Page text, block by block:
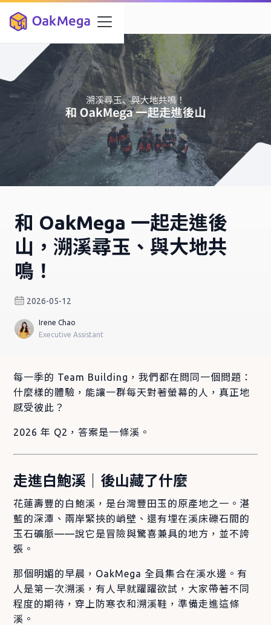
和 OakMega 一起走進後
山，溯溪尋玉、與大地共
鳴！
Irene Chao
Executive Assistant
2026-05-12
每一季的 Team Building，我們都在問同一個問題：
什麼樣的體驗，能讓一群每天對著螢幕的人，真正地
感受彼此？
2026 年 Q2，答案是一條溪。
走進白鮑溪｜後山藏了什麼
花蓮壽豐的白鮑溪，是台灣豐田玉的原產地之一。湛
藍的深潭、兩岸緊挾的峭壁、還有埋在溪床礫石間的
玉石礦脈——說它是冒險與驚喜兼具的地方，並不誇
張。
那個明媚的早晨，OakMega 全員集合在溪水邊。有
人是第一次溯溪，有人早就躍躍欲試，大家帶著不同
程度的期待，穿上防寒衣和溯溪鞋，準備走進這條
溪。